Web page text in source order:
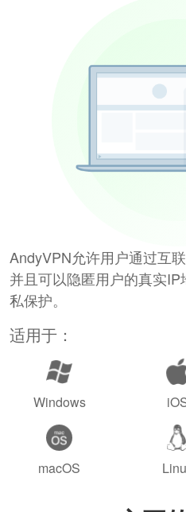
AndyVPN允许用户通过互
并且可以隐匿用户的真实
私保护。
适用于：
Windows
macOS